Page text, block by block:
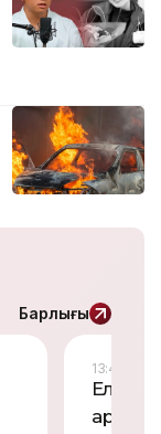
Барлығы
13:45, 09